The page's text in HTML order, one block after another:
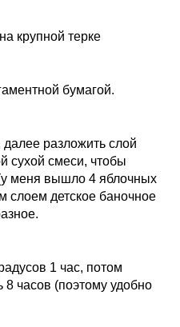
крупной терке
бумагой.
разложить слой
сухой смеси, чтобы
меня вышло 4 яблочных
слоем детское баночное
1 час, потом
8 часов (поэтому удобно